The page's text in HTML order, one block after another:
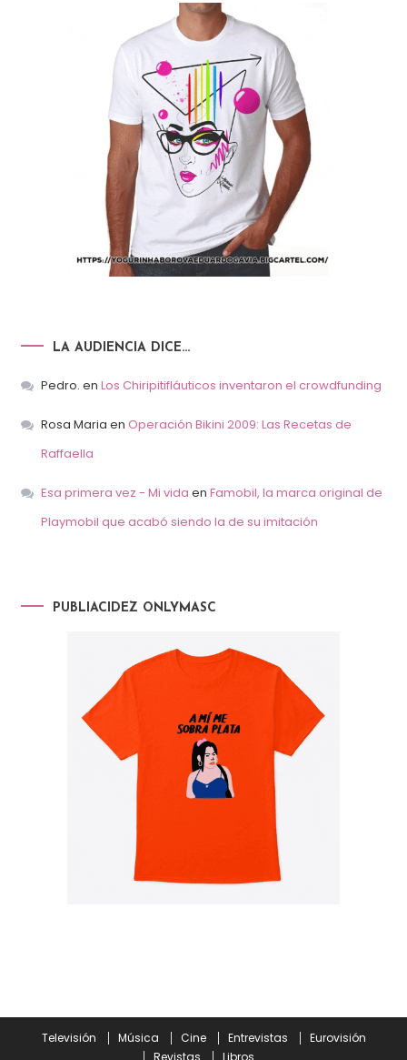
LA AUDIENCIA DICE…
Pedro. en Los Chiripitifláuticos inventaron el crowdfunding
Rosa Maria en Operación Bikini 2009: Las Recetas de
Raffaella
Esa primera vez - Mi vida en Famobil, la marca original de
Playmobil que acabó siendo la de su imitación
PUBLIACIDEZ ONLYMASC
Televisión Música Cine Entrevistas
Eurovisión
Revistas
Libros